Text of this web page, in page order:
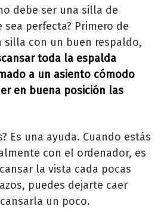
debe ser una silla de
perfecta? Primero de
silla con un buen respaldo,
toda la espalda
a un asiento cómodo
en buena posición las
Es una ayuda. Cuando estás
con el ordenador, es
la vista cada pocas
puedes dejarte caer
un poco.